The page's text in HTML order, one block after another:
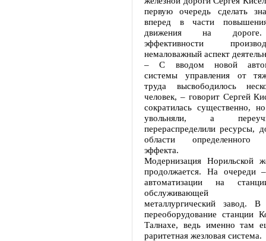
первую очередь сделать
вперед в части
движения на
эффективности
немаловажный аспект
– С вводом новой
системы управления от
труда высвободилось
человек, – говорит Сергей
сократилась существенно,
увольняли, а
перераспределили ресурсы,
области определенного
эффекта.
Модернизация Норильской
продолжается. На очереди
автоматизации на
обслуживающей
металлургический завод.
переоборудование станции
Талнахе, ведь именно там
раритетная жезловая система.